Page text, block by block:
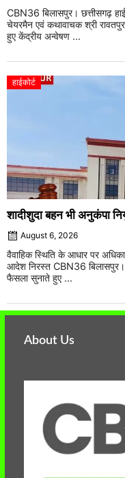
CBN36 बिलासपुर। छत्तीसगढ़
चेयरमैन एवं कथावाचक श्री
हुए केंद्रीय अन्वेषण ...
हाईकोर्ट
शादीशुदा बहन भी अनुकंपा
August 6, 2026
वैवाहिक स्थिति के आधार पर
आदेश निरस्त CBN36 बिलासपुर।
फैसला सुनाते हुए ...
About Us